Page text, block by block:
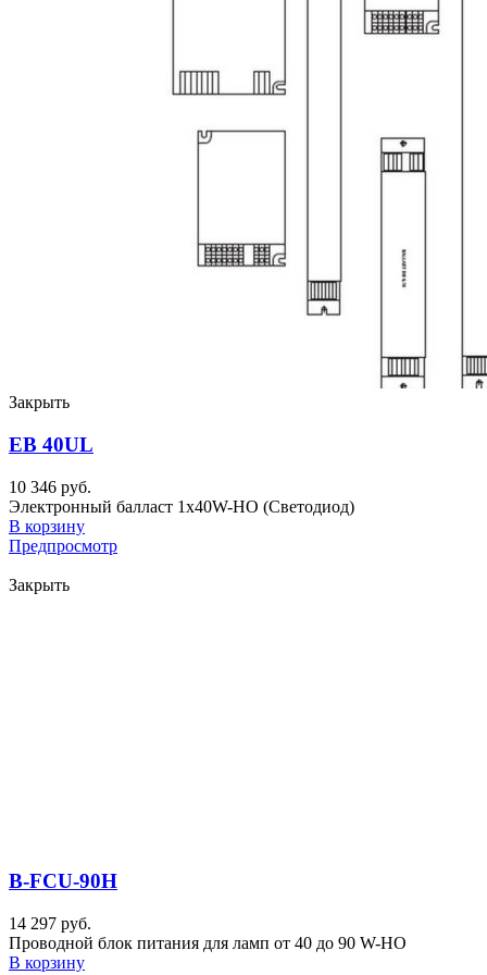
Закрыть
EB 40UL
10 346 руб.
Электронный балласт 1x40W-HO (Светодиод)
В корзину
Предпросмотр
Закрыть
B-FCU-90H
14 297 руб.
Проводной блок питания для ламп от 40 до 90 W-HO
В корзину